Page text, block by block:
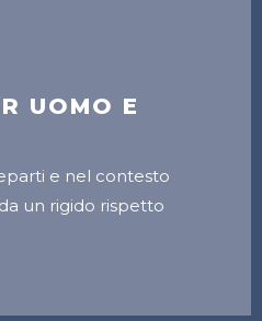
UOMO E
e nel contesto
un rigido rispetto